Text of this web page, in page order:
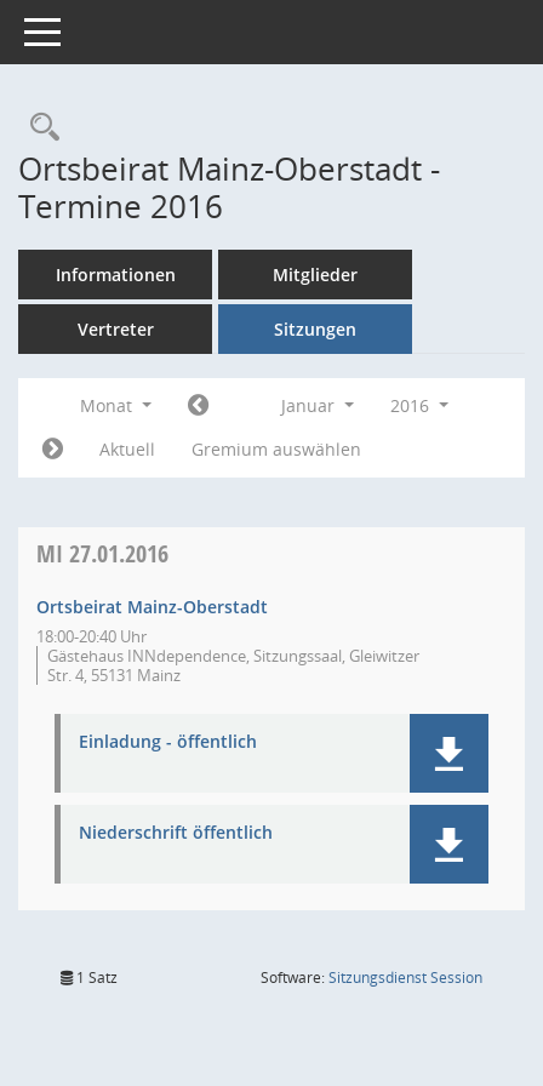
Toggle navigation
Rechercheauswahl
Ortsbeirat Mainz-Oberstadt -
Termine 2016
Informationen Mitglieder
Vertreter Sitzungen
Monat Januar
2016
Aktuell
Gremium auswählen
MI 27.01.2016
Ortsbeirat Mainz-Oberstadt
18:00-20:40 Uhr
Gästehaus INNdependence, Sitzungssaal, Gleiwitzer
Str. 4, 55131 Mainz
Einladung - öffentlich
Niederschrift öffentlich
1 Satz Software:SitzungsdienstSession(Wird in